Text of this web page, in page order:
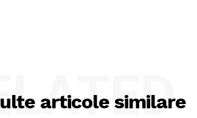
articole similare